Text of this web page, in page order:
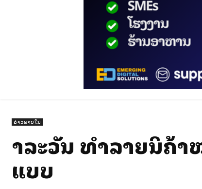
ຂ່າວພາຍໃນ
ສາລະວັນ ທໍາລາຍສິນຄ້
ແບບ